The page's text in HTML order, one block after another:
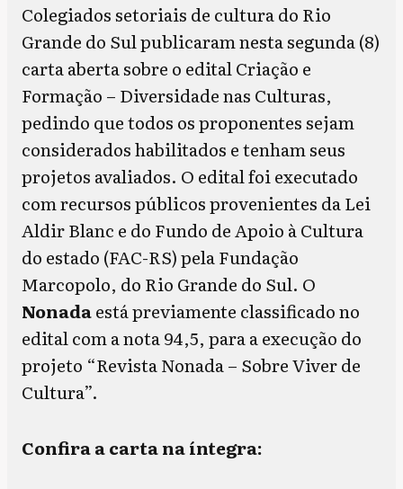
Colegiados setoriais de cultura do Rio
Grande do Sul publicaram nesta segunda (8)
carta aberta sobre o edital Criação e
Formação – Diversidade nas Culturas,
pedindo que todos os proponentes sejam
considerados habilitados e tenham seus
projetos avaliados. O edital foi executado
com recursos públicos provenientes da Lei
Aldir Blanc e do Fundo de Apoio à Cultura
do estado (FAC-RS) pela Fundação
Marcopolo, do Rio Grande do Sul. O
Nonadaestá previamente classificado no
edital com a nota 94,5, para a execução do
projeto “Revista Nonada – Sobre Viver de
Cultura”.
Confira a carta na íntegra: